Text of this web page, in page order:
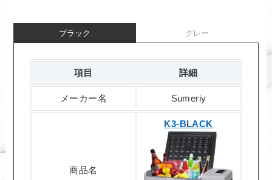
ブラック グレー
項目 詳細
メーカー名 Sumeriy
商品名
K3-BLACK